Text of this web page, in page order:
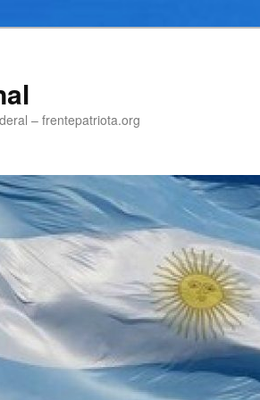
– frentepatriota.org